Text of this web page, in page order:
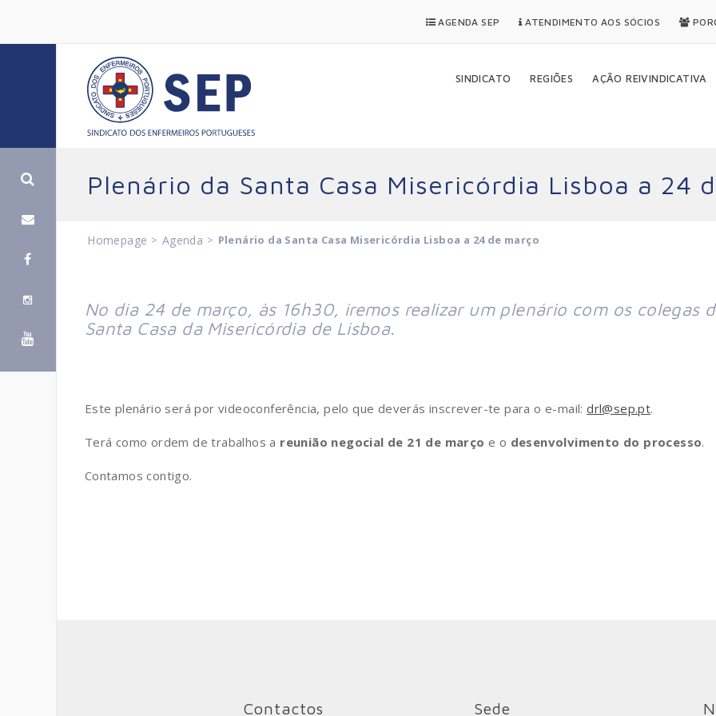
AGENDA SEP ATENDIMENTO AOS SÓCIOS
SINDICATO REGIÕES AÇÃO REIVINDICATIVA
Plenário da Santa Casa Misericórdia Lisboa a 24
Homepage > Agenda > Plenário da Santa Casa Misericórdia Lisboa a 24 de março
No dia 24 de março, às 16h30, iremos realizar um plenário com os colegas
Santa Casa da Misericórdia de Lisboa.
Este plenário será por videoconferência, pelo que deverás inscrever-te para o e-mail:drl@sep.pt.
Terá como ordem de trabalhos a reunião negocial de 21 de março e o desenvolvimento do processo.
Contamos contigo.
Contactos Sede